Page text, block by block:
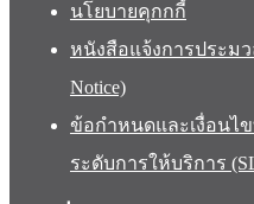
นโยบายคุกกกี้
หนังสือแจ้งการประม
Notice)
ข้อกำหนดและเงื่อนไ
ระดับการให้บริการ